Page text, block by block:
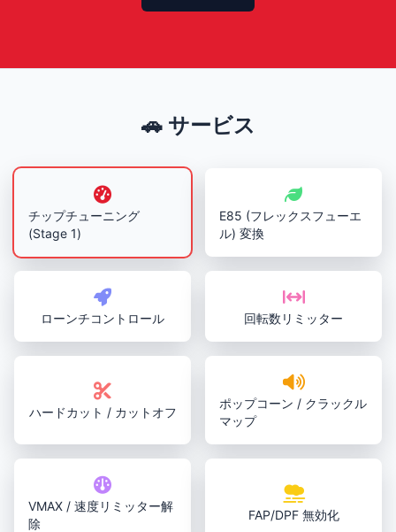
🚗 サービス
チップチューニング
(Stage 1)
E85 (フレックスフューエ
ル) 変換
ローンチコントロール 回転数リミッター
ハードカット / カットオフ
ポップコーン / クラックル
マップ
VMAX / 速度リミッター解
除
FAP/DPF 無効化